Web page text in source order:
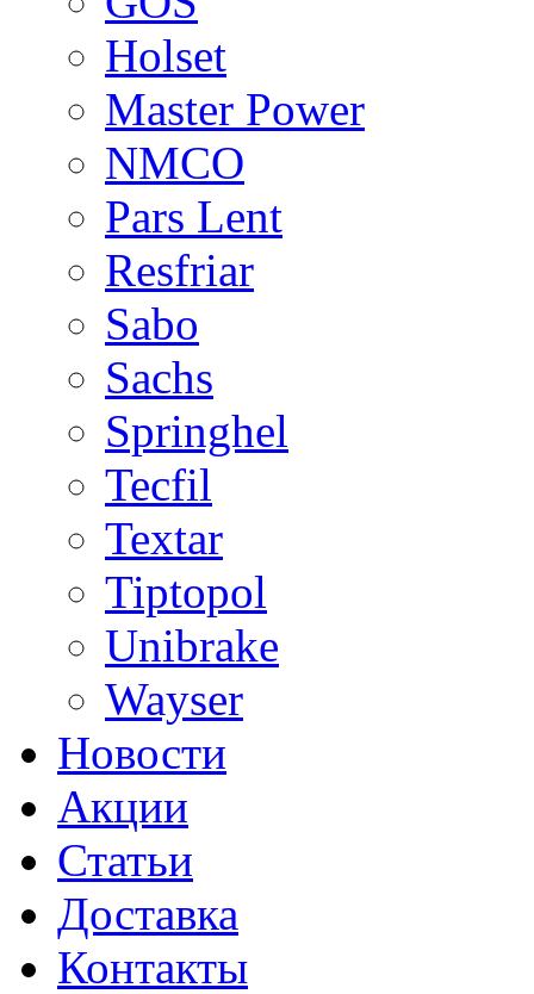
Holset
Master Power
NMCO
Pars Lent
Resfriar
Sabo
Sachs
Springhel
Tecfil
Textar
Tiptopol
Unibrake
Wayser
Новости
Акции
Статьи
Доставка
Контакты